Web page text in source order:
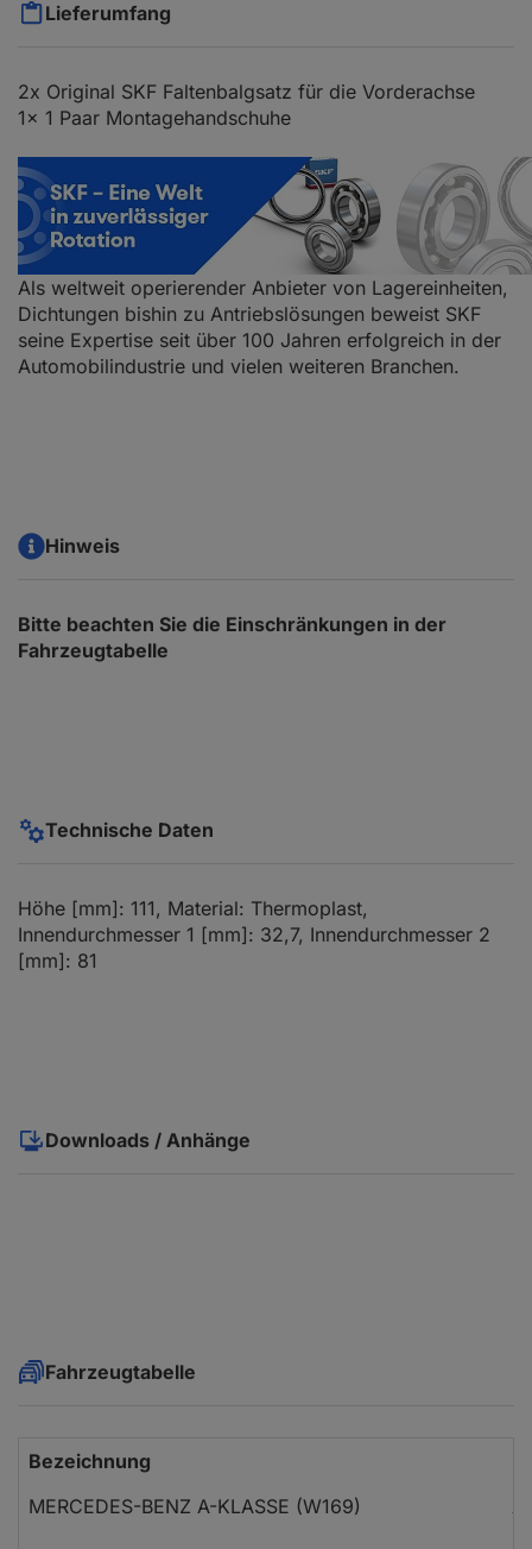
Lieferumfang
2x Original SKF Faltenbalgsatz für die Vorderachse
1x 1 Paar Montagehandschuhe
Als weltweit operierender Anbieter von Lagereinheiten,
Dichtungen bishin zu Antriebslösungen beweist SKF
seine Expertise seit über 100 Jahren erfolgreich in der
Automobilindustrie und vielen weiteren Branchen.
Hinweis
Bitte beachten Sie die Einschränkungen in der
Fahrzeugtabelle
Technische Daten
Höhe [mm]: 111, Material: Thermoplast,
Innendurchmesser 1 [mm]: 32,7, Innendurchmesser 2
[mm]: 81
Downloads / Anhänge
Fahrzeugtabelle
Bezeichnung
MERCEDES-BENZ A-KLASSE (W169)
A